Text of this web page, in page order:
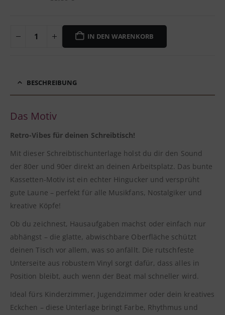
IN DEN WARENKORB
BESCHREIBUNG
Das Motiv
Retro-Vibes für deinen Schreibtisch!
Mit dieser Schreibtischunterlage holst du dir den Sound
der 80er und 90er direkt an deinen Arbeitsplatz. Das bunte
Kassetten-Motiv ist ein echter Hingucker und versprüht
gute Laune – perfekt für alle Musikfans, Nostalgiker und
kreative Köpfe!
Ob du zeichnest, Hausaufgaben machst oder einfach nur
abhängst – die glatte, abwischbare Oberfläche schützt
deinen Tisch vor allem, was so anfällt. Die rutschfeste
Unterseite aus robustem Vinyl sorgt dafür, dass alles in
Position bleibt, auch wenn der Beat mal schneller wird.
Ideal fürs Kinderzimmer, Jugendzimmer oder dein kreatives
Eckchen – diese Unterlage bringt Farbe, Rhythmus und